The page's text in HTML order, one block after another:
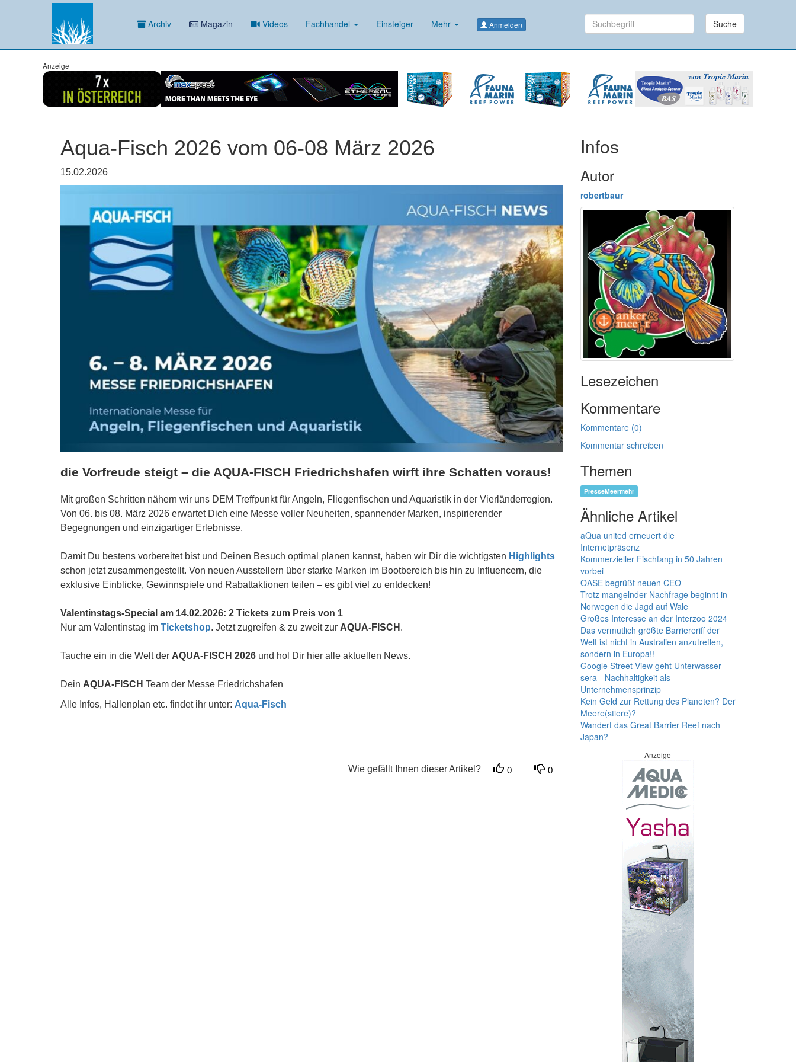
Archiv Magazin Videos Fachhandel Einsteiger Mehr Anmelden Suche
Anzeige
Aqua-Fisch 2026 vom 06-08 März 2026
15.02.2026
die Vorfreude steigt – die AQUA-FISCH Friedrichshafen wirft ihre Schatten voraus!
Mit großen Schritten nähern wir uns DEM Treffpunkt für Angeln, Fliegenfischen und Aquaristik in der Vierländerregion.
Von 06. bis 08. März 2026 erwartet Dich eine Messe voller Neuheiten, spannender Marken, inspirierender
Begegnungen und einzigartiger Erlebnisse.
Damit Du bestens vorbereitet bist und Deinen Besuch optimal planen kannst, haben wir Dir die wichtigsten Highlights
schon jetzt zusammengestellt. Von neuen Ausstellern über starke Marken im Bootbereich bis hin zu Influencern, die
exklusive Einblicke, Gewinnspiele und Rabattaktionen teilen – es gibt viel zu entdecken!
Valentinstags-Special am 14.02.2026: 2 Tickets zum Preis von 1
Nur am Valentinstag im Ticketshop. Jetzt zugreifen & zu zweit zur AQUA-FISCH .
Tauche ein in die Welt der AQUA-FISCH 2026 und hol Dir hier alle aktuellen News.
Dein AQUA-FISCH Team der Messe Friedrichshafen
Alle Infos, Hallenplan etc. findet ihr unter: Aqua-Fisch
Wie gefällt Ihnen dieser Artikel? 0 0
Infos
Autor
robertbaur
Lesezeichen
Kommentare
Kommentare (0)
Kommentar schreiben
Themen
PresseMeermehr
Ähnliche Artikel
aQua united erneuert die
Internetpräsenz
Kommerzieller Fischfang in 50 Jahren
vorbei
OASE begrüßt neuen CEO
Trotz mangelnder Nachfrage beginnt in
Norwegen die Jagd auf Wale
Großes Interesse an der Interzoo 2024
Das vermutlich größte Barriereriff der
Welt ist nicht in Australien anzutreffen,
sondern in Europa!!
Google Street View geht Unterwasser
sera - Nachhaltigkeit als
Unternehmensprinzip
Kein Geld zur Rettung des Planeten? Der
Meere(stiere)?
Wandert das Great Barrier Reef nach
Japan?
Anzeige